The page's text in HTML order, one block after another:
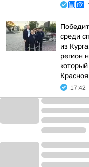
среди
из
регион
17:42